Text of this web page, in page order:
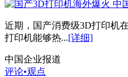
近期，国产消费级3D打印机
打印机能够热...[详细]
中国企业报道
评论•观点